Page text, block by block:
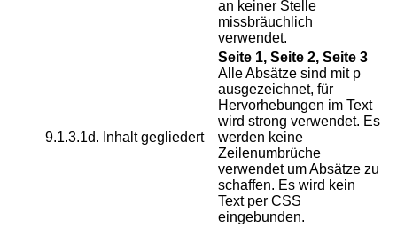
an keiner Stelle
missbräuchlich
verwendet.
9.1.3.1d. Inhalt gegliedert
Seite 1, Seite 2, Seite 3
Alle Absätze sind mit p
ausgezeichnet, für
Hervorhebungen im Text
wird strong verwendet. Es
werden keine
Zeilenumbrüche
verwendet um Absätze zu
schaffen. Es wird kein
Text per CSS
eingebunden.